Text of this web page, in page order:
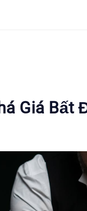
Giá Bất